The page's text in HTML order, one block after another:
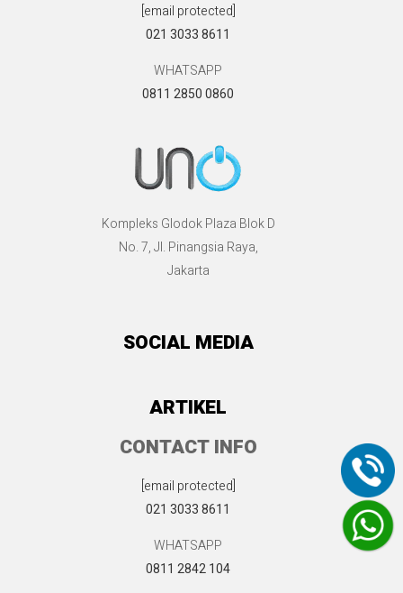
[email protected]
021 3033 8611
WHATSAPP
0811 2850 0860
Kompleks Glodok Plaza Blok D
No. 7, Jl. Pinangsia Raya,
Jakarta
SOCIAL MEDIA
ARTIKEL
CONTACT INFO
[email protected]
021 3033 8611
WHATSAPP
0811 2842 104